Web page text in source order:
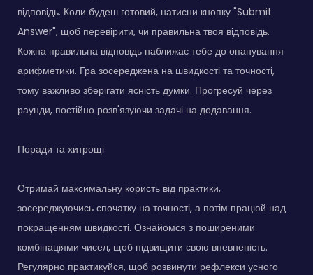
відповідь. Коли будеш готовий, натисни кнопку "Submit
Answer", щоб перевірити, чи правильна твоя відповідь.
Кожна правильна відповідь наближає тебе до опанування
арифметики. Гра зосереджена на швидкості та точності,
тому важливо зберігати ясність думки. Прогресуй через
раунди, постійно розв'язуючи задачі на додавання.
Поради та хитрощі
Отримай максимальну користь від практики,
зосереджуючись спочатку на точності, а потім працюй над
покращенням швидкості. Ознайомся з поширеними
комбінаціями чисел, щоб підвищити свою впевненість.
Регулярно практикуйся, щоб розвинути рефлекси усного